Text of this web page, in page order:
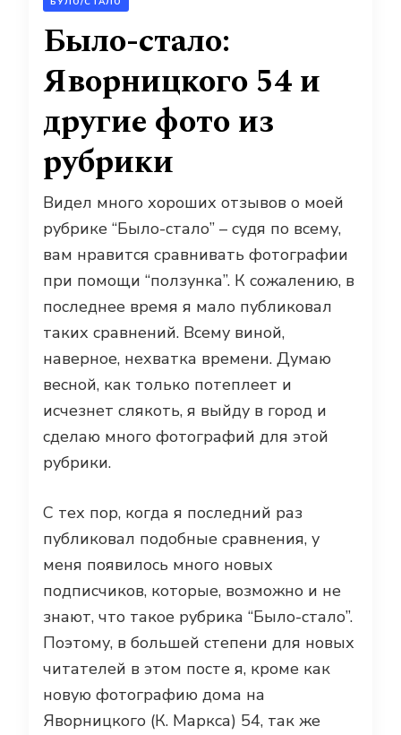
Было-стало:
Яворницкого 54 и
другие фото из
рубрики
Видел много хороших отзывов о моей
рубрике “Было-стало” – судя по всему,
вам нравится сравнивать фотографии
при помощи “ползунка”. К сожалению, в
последнее время я мало публиковал
таких сравнений. Всему виной,
наверное, нехватка времени. Думаю
весной, как только потеплеет и
исчезнет слякоть, я выйду в город и
сделаю много фотографий для этой
рубрики.
С тех пор, когда я последний раз
публиковал подобные сравнения, у
меня появилось много новых
подписчиков, которые, возможно и не
знают, что такое рубрика “Было-стало”.
Поэтому, в большей степени для новых
читателей в этом посте я, кроме как
новую фотографию дома на
Яворницкого (К. Маркса) 54, так же